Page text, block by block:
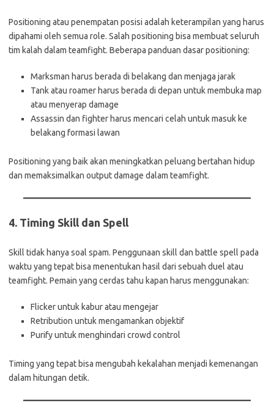
Positioning atau penempatan posisi adalah keterampilan yang harus
dipahami oleh semua role. Salah positioning bisa membuat seluruh
tim kalah dalam teamfight. Beberapa panduan dasar positioning:
Marksman harus berada di belakang dan menjaga jarak
Tank atau roamer harus berada di depan untuk membuka map
atau menyerap damage
Assassin dan fighter harus mencari celah untuk masuk ke
belakang formasi lawan
Positioning yang baik akan meningkatkan peluang bertahan hidup
dan memaksimalkan output damage dalam teamfight.
4. Timing Skill dan Spell
Skill tidak hanya soal spam. Penggunaan skill dan battle spell pada
waktu yang tepat bisa menentukan hasil dari sebuah duel atau
teamfight. Pemain yang cerdas tahu kapan harus menggunakan:
Flicker untuk kabur atau mengejar
Retribution untuk mengamankan objektif
Purify untuk menghindari crowd control
Timing yang tepat bisa mengubah kekalahan menjadi kemenangan
dalam hitungan detik.